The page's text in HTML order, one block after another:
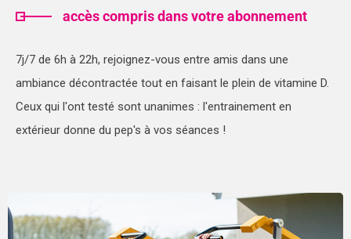
accès compris dans votre abonnement
7j/7 de 6h à 22h, rejoignez-vous entre amis dans une
ambiance décontractée tout en faisant le plein de vitamine D.
Ceux qui l'ont testé sont unanimes : l'entrainement en
extérieur donne du pep's à vos séances !